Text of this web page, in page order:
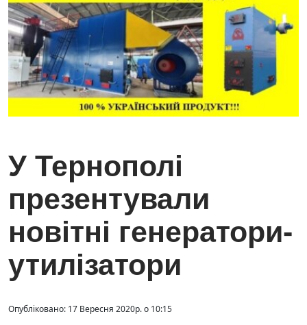
У Тернополі
презентували
новітні генератори-
утилізатори
Опубліковано: 17 Вересня 2020р. о 10:15